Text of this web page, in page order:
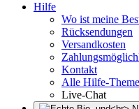
Hilfe
Wo ist meine
Rücksendungen
Versandkosten
Kontakt
Alle Hilfe-
Live-Chat